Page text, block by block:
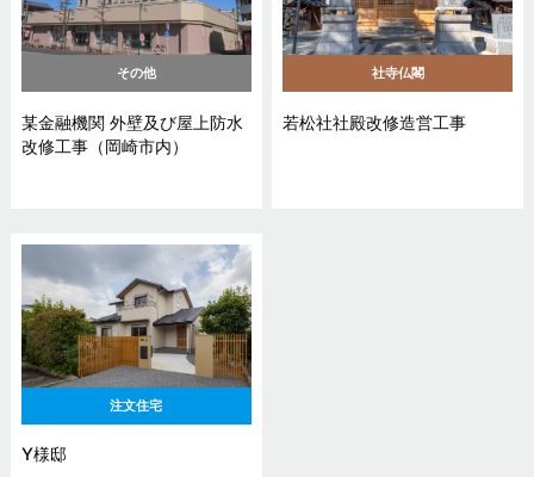
その他
某金融機関 外壁及び屋上防水
改修工事（岡崎市内）
社寺仏閣
若松社社殿改修造営工事
注文住宅
Y様邸